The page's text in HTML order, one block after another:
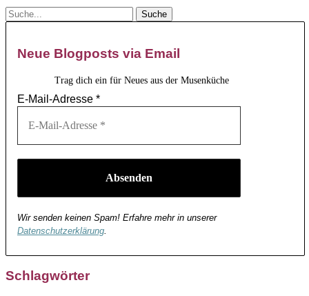
Neue Blogposts via Email
Trag dich ein für Neues aus der Musenküche
E-Mail-Adresse *
Wir senden keinen Spam! Erfahre mehr in unserer
Datenschutzerklärung
Schlagwörter